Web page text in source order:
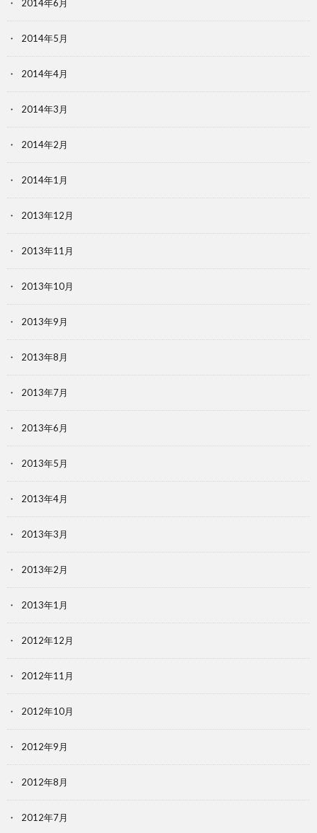
2014年6月
2014年5月
2014年4月
2014年3月
2014年2月
2014年1月
2013年12月
2013年11月
2013年10月
2013年9月
2013年8月
2013年7月
2013年6月
2013年5月
2013年4月
2013年3月
2013年2月
2013年1月
2012年12月
2012年11月
2012年10月
2012年9月
2012年8月
2012年7月